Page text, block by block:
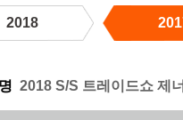
2018
2018 S/S 트레이드쇼 제